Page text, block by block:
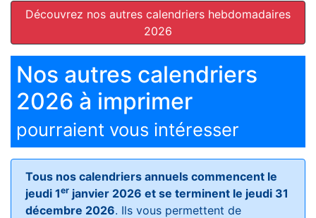
Découvrez nos autres calendriers hebdomadaires
2026
Nos autres calendriers
2026 à imprimer
pourraient vous intéresser
Tous nos calendriers annuels commencent le
jeudi 1er janvier 2026 et se terminent le jeudi 31
décembre 2026. Ils vous permettent de